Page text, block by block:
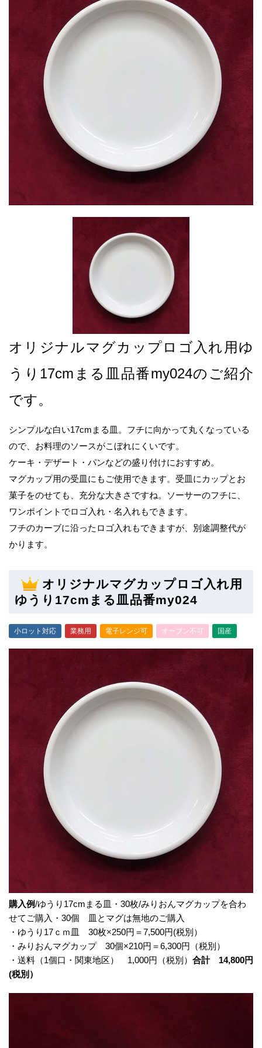
オリジナルマグカップロゴ入れ用ゆ
うり17cmまる皿品番my024のご紹介
です。
シンプルな白い17cmまる皿。フチに向かって丸くなっている
ので、お料理のソースがこぼれにくいです。
ケーキ・デザート・パンなどの盛り付けにおすすめ。
マグカップ用の受皿にもご使用できます。受皿にカップとお
菓子をのせても、充分な大きさですね。ソーサーのフチに、
ワンポイントでロゴ入れ・名入れもできます。
フチのカーブに沿ったロゴ入れもできますが、別途調整代が
かります。
オリジナルマグカップロゴ入れ用
ゆうり17cmまる皿品番my024
小ロット対応 業務用 電子レンジ可 オーブン不可 国産
購入例/ゆうり17cmまる皿・30枚/みりおんマグカップを合わ
せてご購入・30個 皿とマグは無地のご購入
・ゆうり17ｃｍ皿 30枚×250円＝7,500円(税別）
・みりおんマグカップ 30個×210円＝6,300円（税別）
・送料（1個口・関東地区） 1,000円（税別） 合計 14,800円
(税別）